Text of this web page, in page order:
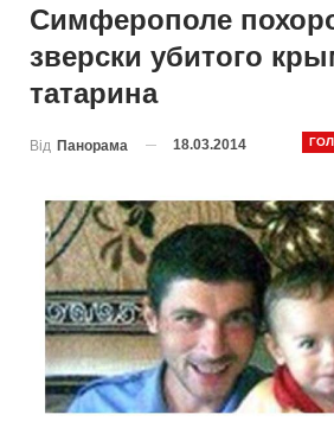
Симферополе
зверски убитого
татарина
Від Панорама 18.03.2014